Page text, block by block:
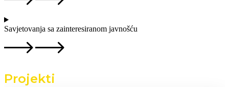
Savjetovanja sa zainteresiranom javnošću
Projekti